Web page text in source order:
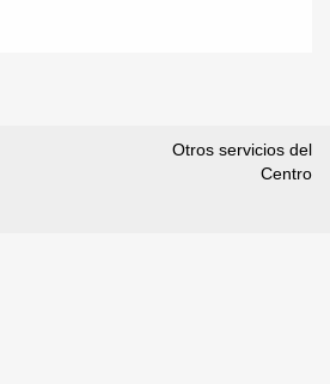
Otros servicios del
Centro